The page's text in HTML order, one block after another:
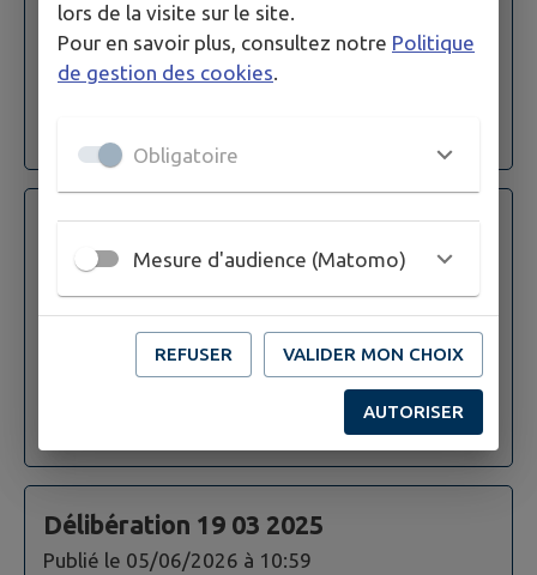
Aire de jeux
Délibérations 13 02 2025
Publié le 05/06/2026 à 10:59
25 DMC quart des crédits
Délibération 19 03 2025
Publié le 05/06/2026 à 10:59
lors de la visite sur le site.
Pour en savoir plus, consultez notre Politique
de gestion des cookies.
Obligatoire
Mesure d'audience (Matomo)
REFUSER VALIDER MON CHOIX
AUTORISER